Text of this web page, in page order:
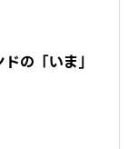
の「いま」